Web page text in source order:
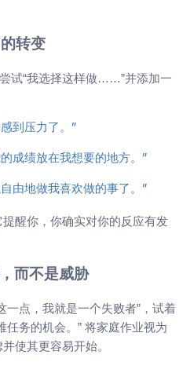
转变
试“我选择这样做……”并添加一
到压力了。”
成绩放在我想要的地方。”
由地做我喜欢做的事了。”
醒你，你确实对你的反应有发
而不是威胁
一点，我就是一个失败者”，试着
任务的机会。” 将家庭作业视为
使其更容易开始。